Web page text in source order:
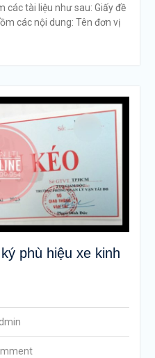
các tài liệu như sau: Giấy đề
các nội dung: Tên đơn vị
phù hiệu xe kinh